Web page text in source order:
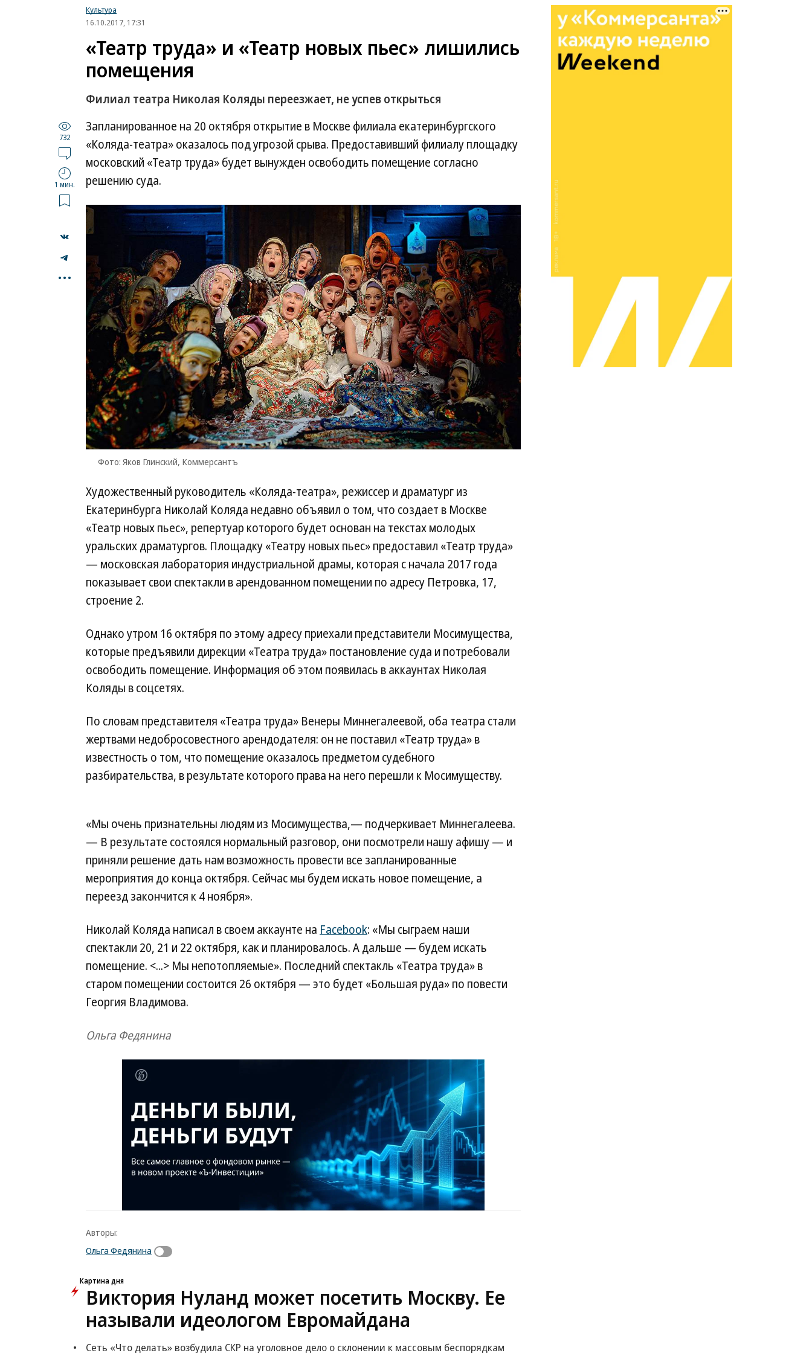
Культура
16.10.2017, 17:31
«Театр труда» и «Театр новых пьес» лишились
помещения
Филиал театра Николая Коляды переезжает, не успев открыться
732
1 мин.
...
Запланированное на 20 октября открытие в Москве филиала екатеринбургского
«Коляда-театра» оказалось под угрозой срыва. Предоставивший филиалу площадку
московский «Театр труда» будет вынужден освободить помещение согласно
решению суда.
Фото: Яков Глинский, Коммерсантъ
Художественный руководитель «Коляда-театра», режиссер и драматург из
Екатеринбурга Николай Коляда недавно объявил о том, что создает в Москве
«Театр новых пьес», репертуар которого будет основан на текстах молодых
уральских драматургов. Площадку «Театру новых пьес» предоставил «Театр труда»
— московская лаборатория индустриальной драмы, которая с начала 2017 года
показывает свои спектакли в арендованном помещении по адресу Петровка, 17,
строение 2.
Однако утром 16 октября по этому адресу приехали представители Мосимущества,
которые предъявили дирекции «Театра труда» постановление суда и потребовали
освободить помещение. Информация об этом появилась в аккаунтах Николая
Коляды в соцсетях.
По словам представителя «Театра труда» Венеры Миннегалеевой, оба театра стали
жертвами недобросовестного арендодателя: он не поставил «Театр труда» в
известность о том, что помещение оказалось предметом судебного
разбирательства, в результате которого права на него перешли к Мосимуществу.
«Мы очень признательны людям из Мосимущества,— подчеркивает Миннегалеева.
— В результате состоялся нормальный разговор, они посмотрели нашу афишу — и
приняли решение дать нам возможность провести все запланированные
мероприятия до конца октября. Сейчас мы будем искать новое помещение, а
переезд закончится к 4 ноября».
Николай Коляда написал в своем аккаунте на Facebook: «Мы сыграем наши
спектакли 20, 21 и 22 октября, как и планировалось. А дальше — будем искать
помещение. <...> Мы непотопляемые». Последний спектакль «Театра труда» в
старом помещении состоится 26 октября — это будет «Большая руда» по повести
Георгия Владимова.
Ольга Федянина
Авторы:
Ольга Федянина
Картина дня
Виктория Нуланд может посетить Москву. Ее
называли идеологом Евромайдана
Сеть «Что делать» возбудила СКР на уголовное дело о склонении к массовым беспорядкам